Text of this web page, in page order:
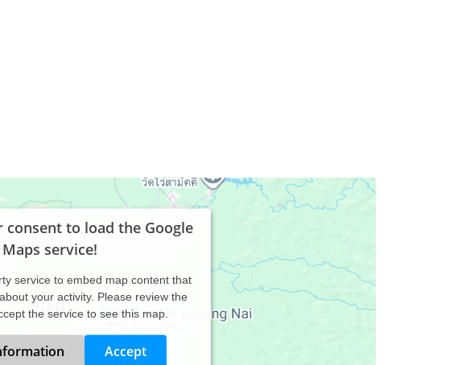
consent to load the Google
Maps service!
service to embed map content that
your activity. Please review the
the service to see this map.
Accept